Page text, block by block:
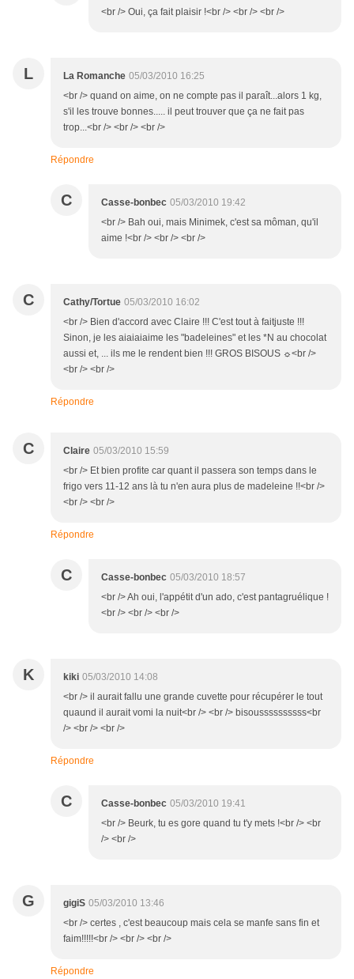
<br /> Oui, ça fait plaisir !<br /> <br /> <br />
L La Romanche 05/03/2010 16:25
<br /> quand on aime, on ne compte pas il paraît...alors 1 kg,
s'il les trouve bonnes..... il peut trouver que ça ne fait pas
trop...<br /> <br /> <br />
Répondre
C Casse-bonbec 05/03/2010 19:42
<br /> Bah oui, mais Minimek, c'est sa môman, qu'il
aime !<br /> <br /> <br />
C Cathy/Tortue 05/03/2010 16:02
<br /> Bien d'accord avec Claire !!! C'est tout à faitjuste !!!
Sinon, je les aiaiaiaime les "badeleines" et les *N au chocolat
aussi et, ... ils me le rendent bien !!! GROS BISOUS ☼<br />
<br /> <br />
Répondre
C Claire 05/03/2010 15:59
<br /> Et bien profite car quant il passera son temps dans le
frigo vers 11-12 ans là tu n'en aura plus de madeleine !!<br />
<br /> <br />
Répondre
C Casse-bonbec 05/03/2010 18:57
<br /> Ah oui, l'appétit d'un ado, c'est pantagruélique !
<br /> <br /> <br />
K kiki 05/03/2010 14:08
<br /> il aurait fallu une grande cuvette pour récupérer le tout
quaund il aurait vomi la nuit<br /> <br /> bisoussssssssss<br
/> <br /> <br />
Répondre
C Casse-bonbec 05/03/2010 19:41
<br /> Beurk, tu es gore quand tu t'y mets !<br /> <br
/> <br />
G gigiS 05/03/2010 13:46
<br /> certes , c'est beaucoup mais cela se manfe sans fin et
faim!!!!!<br /> <br /> <br />
Répondre